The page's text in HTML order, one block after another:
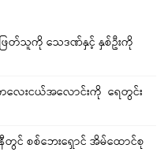
ဖြတ်သူကို သေဒဏ်နှင့် နှစ်ဦးကို
လေးငယ်အလောင်းကို ရေတွင်း
တွင် စစ်ဘေးရှောင် အိမ်ထောင်စု